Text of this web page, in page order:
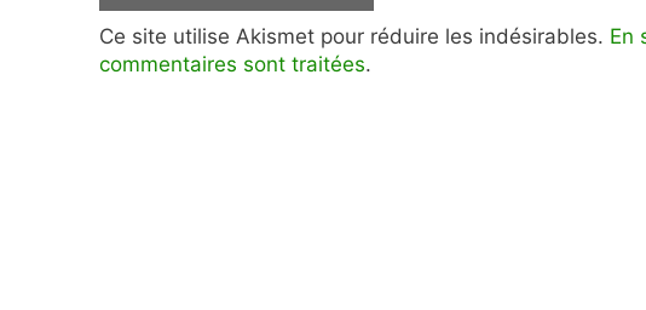
Ce site utilise Akismet pour réduire les indésirables. En
commentaires sont traitées.